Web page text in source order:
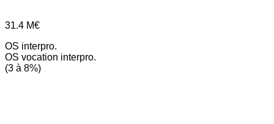
31.4 M€
OS interpro.
OS vocation interpro.
(3 à 8%)